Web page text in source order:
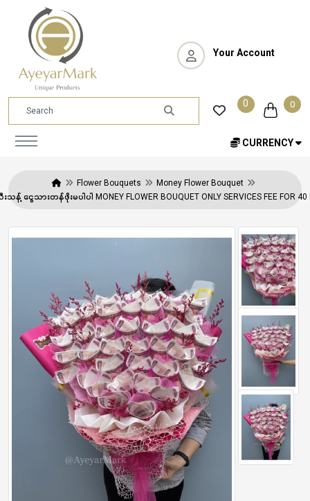
Your Account
0 0
CURRENCY
Flower Bouquets
Money Flower Bouquet
န်ဖိုးမပါပါ MONEY FLOWER BOUQUET ONLY SERVICES FEE FOR 40